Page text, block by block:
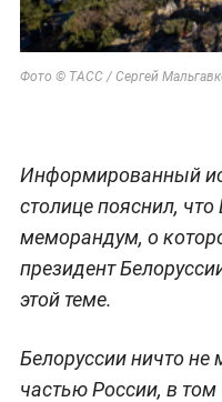
Фото © ТАСС / Сергей
Информированный
столице пояснил,
меморандум, о
президент
этой теме.
Белоруссии ничто
частью России, в